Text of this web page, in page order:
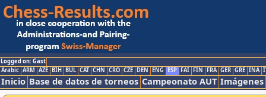
Logged on: Gast
Arabic ARM AZE BIH BUL CAT CHN CRO CZE DEN ENG ESP FAI FIN FRA GER GRE INA
Inicio Base de datos de torneos Campeonato AUT Imágenes